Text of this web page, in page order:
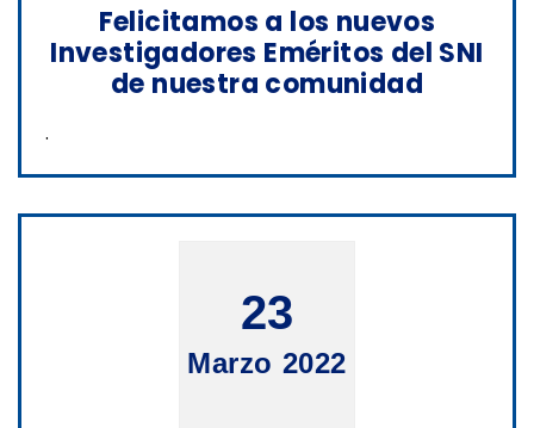
Felicitamos a los nuevos
Investigadores Eméritos del SNI
de nuestra comunidad
.
23
Marzo 2022